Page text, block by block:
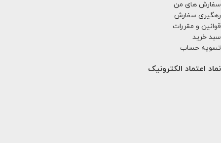
سفارش های من
رهگیری سفارش
قوانین و مقررات
سبد خرید
تسویه حساب
نماد اعتماد الکترونیک